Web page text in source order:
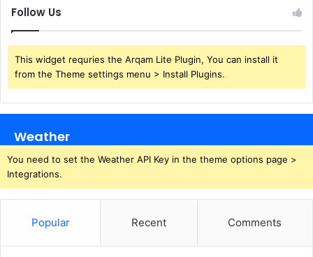
Follow Us
This widget requries the Arqam Lite Plugin, You can install it
from the Theme settings menu > Install Plugins.
Weather
You need to set the Weather API Key in the theme options page >
Integrations.
Popular Recent Comments